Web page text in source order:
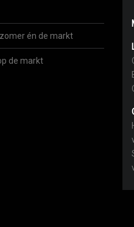
én de markt
de markt